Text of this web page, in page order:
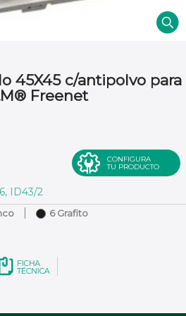
45X45 c/antipolvo para
Freenet
CONFIGURA
TU PRODUCTO
ID43/2
6 Grafito